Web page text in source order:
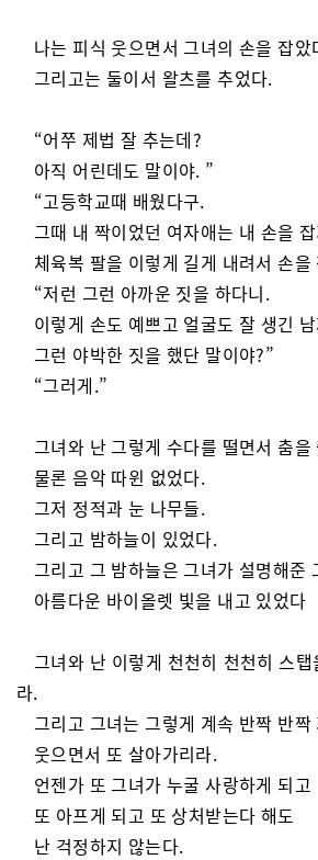
나는 피식 웃으면서 그녀의 손을 잡았
그리고는 둘이서 왈츠를 추었다.
“어쭈 제법 잘 추는데?
아직 어린데도 말이야. ”
“고등학교때 배웠다구.
그때 내 짝이었던 여자애는 내 손을
체육복 팔을 이렇게 길게 내려서 손을
“저런 그런 아까운 짓을 하다니.
이렇게 손도 예쁘고 얼굴도 잘 생긴
그런 야박한 짓을 했단 말이야?”
“그러게.”
그녀와 난 그렇게 수다를 떨면서 춤을
물론 음악 따윈 없었다.
그저 정적과 눈 나무들.
그리고 밤하늘이 있었다.
그리고 그 밤하늘은 그녀가 설명해준
아름다운 바이올렛 빛을 내고 있었다
그녀와 난 이렇게 천천히 천천히 스
라.
그리고 그녀는 그렇게 계속 반짝 반짝
웃으면서 또 살아가리라.
언젠가 또 그녀가 누굴 사랑하게 되고
또 아프게 되고 또 상처받는다 해도
난 걱정하지 않는다.